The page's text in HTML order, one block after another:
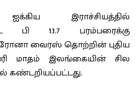
இராச்சியத்தில்
பி 1.1.7 பரம்பரைக்கு
வைரஸ் தொற்றின் புதிய
மாதம் இலங்கையின் சில
கண்டறியப்பட்டது.